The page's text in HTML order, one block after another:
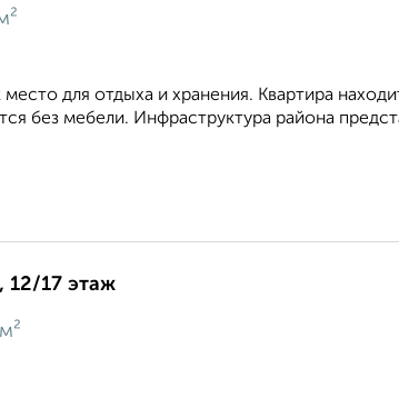
для отдыха и хранения. Квартира
без мебели. Инфраструктура района
12/17 этаж